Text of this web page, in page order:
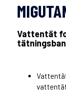
Vattentät